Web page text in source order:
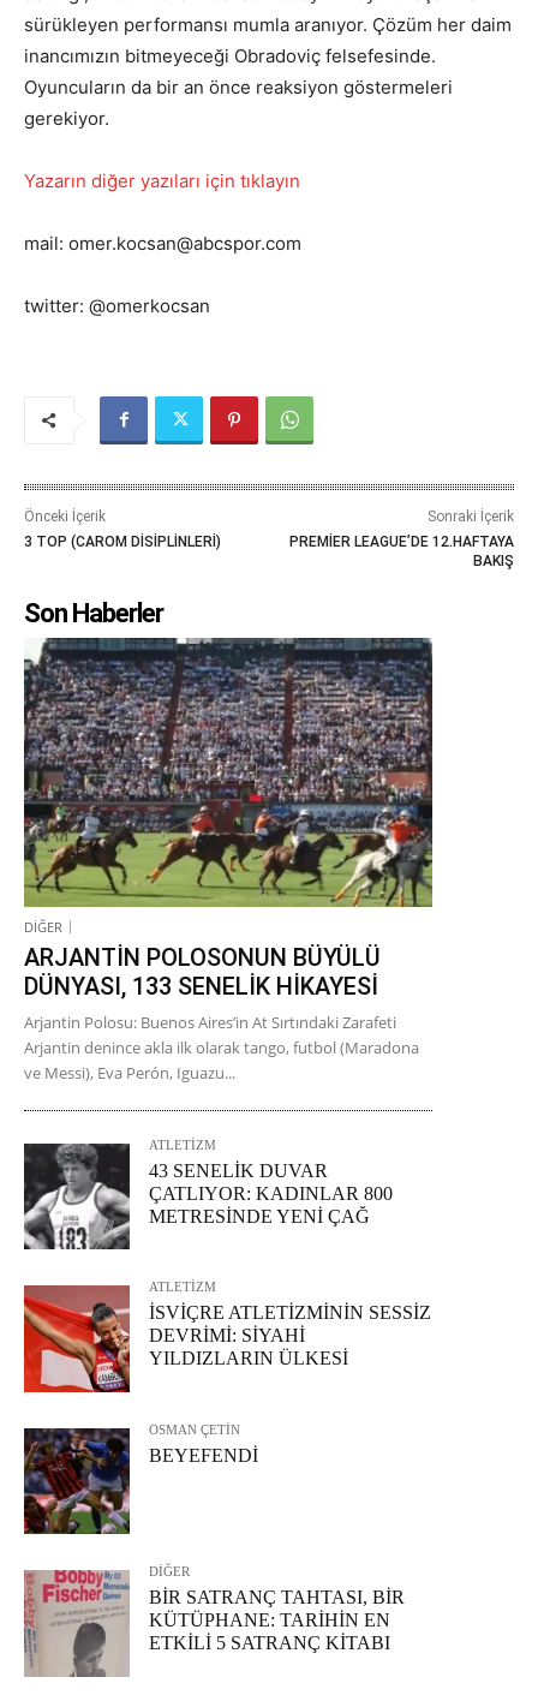
sürükleyen performansı mumla aranıyor. Çözüm her daim
inancımızın bitmeyeceği Obradoviç felsefesinde.
Oyuncuların da bir an önce reaksiyon göstermeleri
gerekiyor.
Yazarın diğer yazıları için tıklayın
mail: omer.kocsan@abcspor.com
twitter: @omerkocsan
Önceki İçerik
3 TOP (CAROM DİSİPLİNLERİ)
Sonraki İçerik
PREMİER LEAGUE’DE 12.HAFTAYA
BAKIŞ
Son Haberler
DİĞER
ARJANTİN POLOSONUN BÜYÜLÜ
DÜNYASI, 133 SENELİK HİKAYESİ
Arjantin Polosu: Buenos Aires’in At Sırtındaki Zarafeti
Arjantin denince akla ilk olarak tango, futbol (Maradona
ve Messi), Eva Perón, Iguazu...
ATLETİZM
43 SENELİK DUVAR
ÇATLIYOR: KADINLAR 800
METRESİNDE YENİ ÇAĞ
ATLETİZM
İSVİÇRE ATLETİZMİNİN SESSİZ
DEVRİMİ: SİYAHİ
YILDIZLARIN ÜLKESİ
OSMAN ÇETİN
BEYEFENDİ
DİĞER
BİR SATRANÇ TAHTASI, BİR
KÜTÜPHANE: TARİHİN EN
ETKİLİ 5 SATRANÇ KİTABI